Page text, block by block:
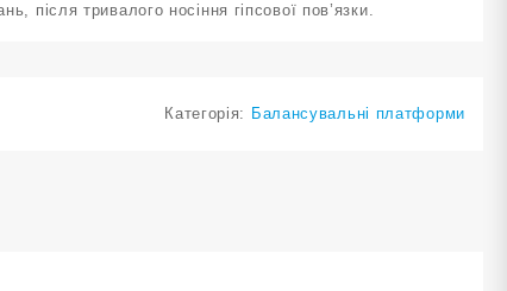
після тривалого носіння гіпсової пов’язки.
Категорія: Балансувальні платформи